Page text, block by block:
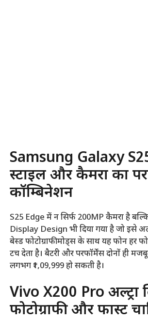
Samsung Galaxy
स्टाइल और कैमरा का
कॉम्बिनेशन
S25 Edge में न सिर्फ 200MP कैमरा है
Display Design भी दिया गया है जो इसे
बेस्ड फोटोग्राफी मोड्स के साथ यह फोन हर
टच देता है। बैटरी और परफॉर्मेंस दोनों ही
लगभग ₹1,09,999 हो सकती है।
Vivo X200 Pro अल्ट्रा
फोटोग्राफी और फास्ट